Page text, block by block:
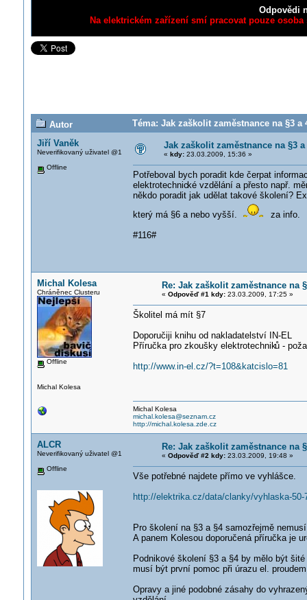
Odpovědi
Na elektrickém zařízení smí pracovat pouze
Autor
Téma: Jak zaškolit zaměstnance na §3
Jiří Vaněk
Neverifikovaný uživatel @1
Offline
Jak zaškolit zaměstnance na §3
« kdy:23.03.2009, 15:36 »
Potřeboval bych poradit kde čerpat
elektrotechnické vzdělání a přesto např.
někdo poradit jak udělat takové školení?
který má §6 a nebo vyšší.
za info.
#116#
Michal Kolesa
Chráněnec Clusteru
Offline
Michal Kolesa
Re: Jak zaškolit zaměstnance na
« Odpověď #1 kdy:23.03.2009, 17:25 »
Školitel má mít §7
Doporučiji knihu od nakladatelství IN-EL
Příručka pro zkoušky elektrotechniků -
http://www.in-el.cz/?t=108&katcislo=81
Michal Kolesa
michal.kolesa@seznam.cz
http://michal.kolesa.zde.cz
ALCR
Neverifikovaný uživatel @1
Offline
Re: Jak zaškolit zaměstnance na
« Odpověď #2 kdy:23.03.2009, 19:48 »
Vše potřebné najdete přímo ve vyhlášce.
http://elektrika.cz/data/clanky/vyhlaska-
Pro školení na §3 a §4 samozřejmě
A panem Kolesou doporučená příručka je
Podnikové školení §3 a §4 by mělo být
musí být první pomoc při úrazu el.
Opravy a jiné podobné zásahy do